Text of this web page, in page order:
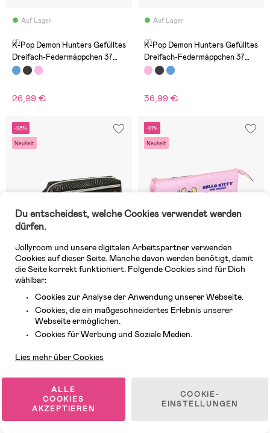
Auf Lager
(1)
K-Pop Demon Hunters Gefülltes
Dreifach-Federmäppchen 37
Teile, Huntr/X
26,99 €
Auf Lager
(1)
K-Pop Demon Hunters Gefülltes
Dreifach-Federmäppchen 37
Teile, Artist
36,99 €
-28%
Neuheit
Auf Lager
K-Pop Demon Hunters
Dreifach-Federmäppchen,
12,99 €
-21%
Neuheit
7 VERFÜGBAR
Federmäppchen, Rosa
Neuheit
Du entscheidest, welche Cookies verwendet werden
dürfen.
Jollyroom und unsere digitalen Arbeitspartner verwenden
Cookies auf dieser Seite. Manche davon werden benötigt, damit
die Seite korrekt funktioniert. Folgende Cookies sind für Dich
wählbar:
Cookies zur Analyse der Anwendung unserer Webseite.
Cookies, die ein maßgeschneidertes Erlebnis unserer
Webseite ermöglichen.
Cookies für Werbung und Soziale Medien.
Lies mehr über Cookies
ALLE
COOKIES
AKZEPTIEREN
COOKIE-
EINSTELLUNGEN